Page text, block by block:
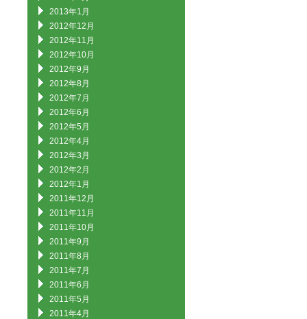
2013年1月
2012年12月
2012年11月
2012年10月
2012年9月
2012年8月
2012年7月
2012年6月
2012年5月
2012年4月
2012年3月
2012年2月
2012年1月
2011年12月
2011年11月
2011年10月
2011年9月
2011年8月
2011年7月
2011年6月
2011年5月
2011年4月